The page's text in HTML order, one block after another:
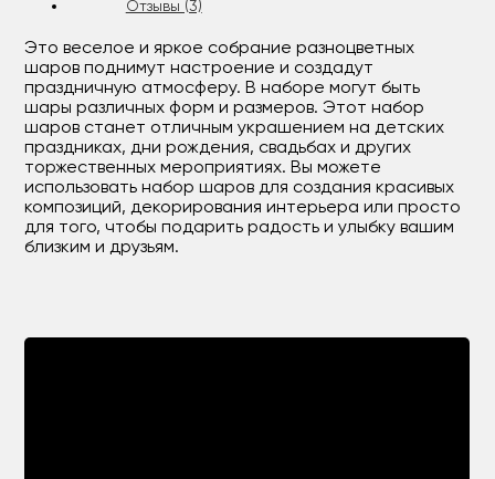
Отзывы (3)
Это веселое и яркое собрание разноцветных
шаров поднимут настроение и создадут
праздничную атмосферу. В наборе могут быть
шары различных форм и размеров. Этот набор
шаров станет отличным украшением на детских
праздниках, дни рождения, свадьбах и других
торжественных мероприятиях. Вы можете
использовать набор шаров для создания красивых
композиций, декорирования интерьера или просто
для того, чтобы подарить радость и улыбку вашим
близким и друзьям.